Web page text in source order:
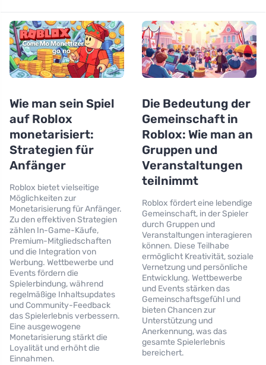
Wie man sein Spiel
auf Roblox
monetarisiert:
Strategien für
Anfänger
Roblox bietet vielseitige
Möglichkeiten zur
Monetarisierung für Anfänger.
Zu den effektiven Strategien
zählen In-Game-Käufe,
Premium-Mitgliedschaften
und die Integration von
Werbung. Wettbewerbe und
Events fördern die
Spielerbindung, während
regelmäßige Inhaltsupdates
und Community-Feedback
das Spielerlebnis verbessern.
Eine ausgewogene
Monetarisierung stärkt die
Loyalität und erhöht die
Einnahmen.
Die Bedeutung der
Gemeinschaft in
Roblox: Wie man an
Gruppen und
Veranstaltungen
teilnimmt
Roblox fördert eine lebendige
Gemeinschaft, in der Spieler
durch Gruppen und
Veranstaltungen interagieren
können. Diese Teilhabe
ermöglicht Kreativität, soziale
Vernetzung und persönliche
Entwicklung. Wettbewerbe
und Events stärken das
Gemeinschaftsgefühl und
bieten Chancen zur
Unterstützung und
Anerkennung, was das
gesamte Spielerlebnis
bereichert.